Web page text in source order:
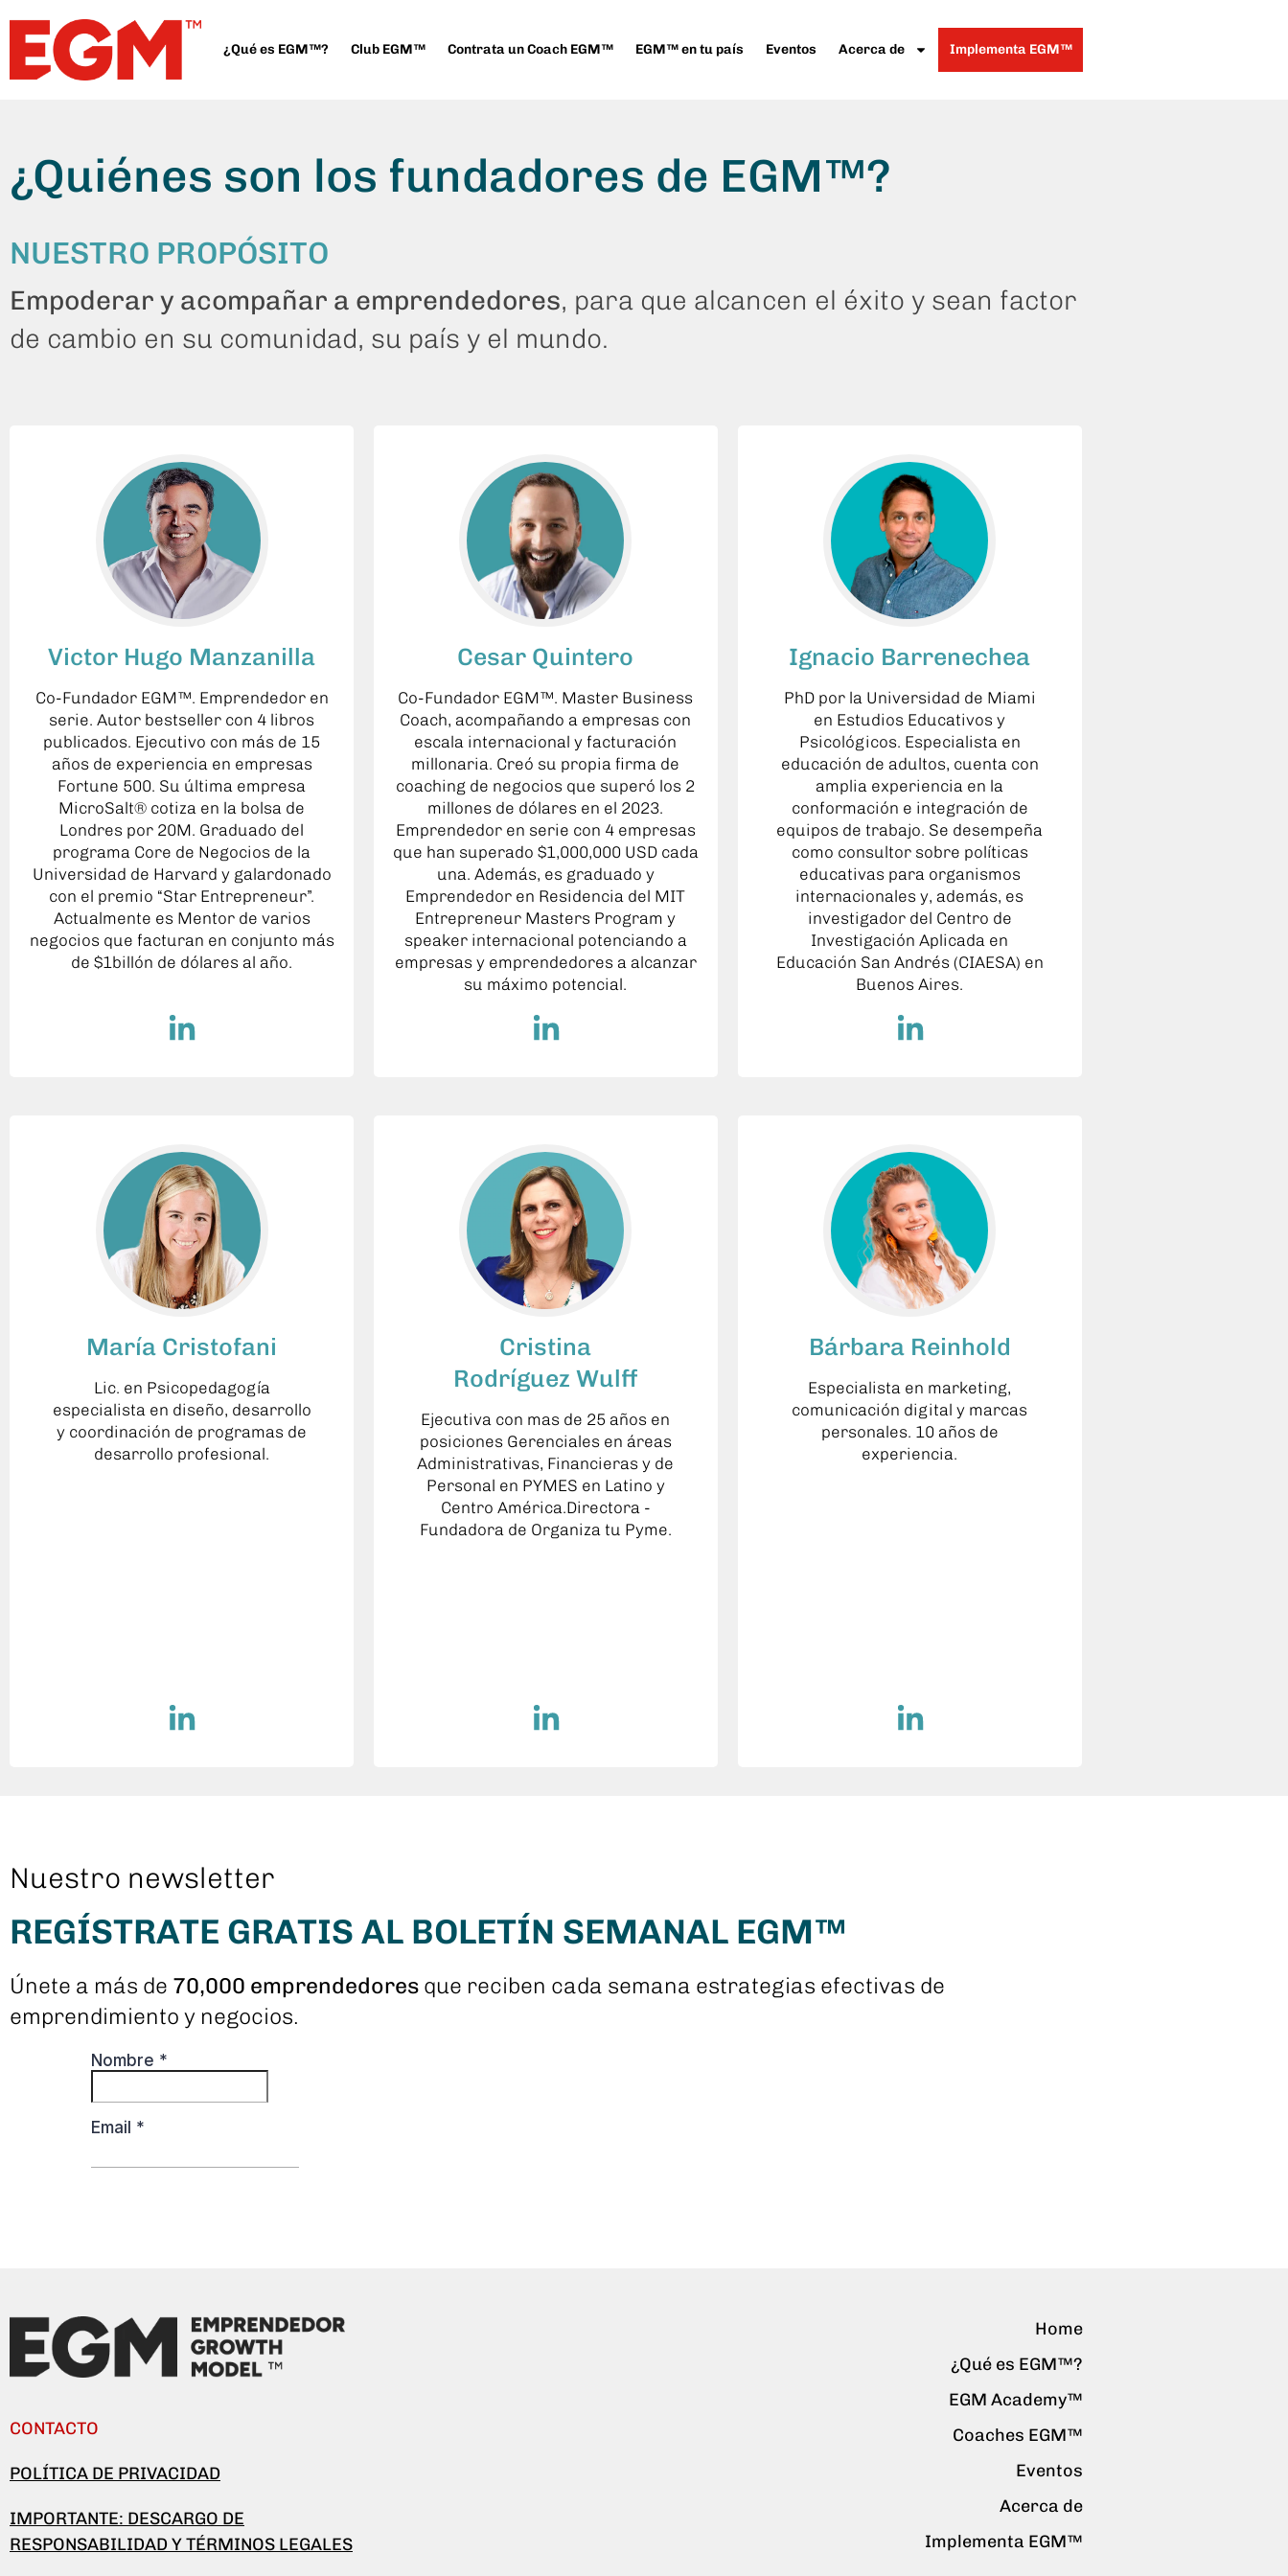
¿Qué es EGM™? Club EGM™ Contrata un Coach EGM™ EGM™ en tu país Eventos Acerca de Implementa EGM™
¿Quiénes son los fundadores de EGM™?
NUESTRO PROPÓSITO
Empoderar y acompañar a emprendedores, para que alcancen el éxito y sean factor
de cambio en su comunidad, su país y el mundo.
Victor Hugo Manzanilla
Co-Fundador EGM™. Emprendedor en
serie. Autor bestseller con 4 libros
publicados. Ejecutivo con más de 15
años de experiencia en empresas
Fortune 500. Su última empresa
MicroSalt® cotiza en la bolsa de
Londres por 20M. Graduado del
programa Core de Negocios de la
Universidad de Harvard y galardonado
con el premio “Star Entrepreneur”.
Actualmente es Mentor de varios
negocios que facturan en conjunto más
de $1billón de dólares al año.
Cesar Quintero
Co-Fundador EGM™. Master Business
Coach, acompañando a empresas con
escala internacional y facturación
millonaria. Creó su propia firma de
coaching de negocios que superó los 2
millones de dólares en el 2023.
Emprendedor en serie con 4 empresas
que han superado $1,000,000 USD cada
una. Además, es graduado y
Emprendedor en Residencia del MIT
Entrepreneur Masters Program y
speaker internacional potenciando a
empresas y emprendedores a alcanzar
su máximo potencial.
Ignacio Barrenechea
PhD por la Universidad de Miami
en Estudios Educativos y
Psicológicos. Especialista en
educación de adultos, cuenta con
amplia experiencia en la
conformación e integración de
equipos de trabajo. Se desempeña
como consultor sobre políticas
educativas para organismos
internacionales y, además, es
investigador del Centro de
Investigación Aplicada en
Educación San Andrés (CIAESA) en
Buenos Aires.
María Cristofani
Lic. en Psicopedagogía
especialista en diseño, desarrollo
y coordinación de programas de
desarrollo profesional.
Cristina
Rodríguez Wulff
Ejecutiva con mas de 25 años en
posiciones Gerenciales en áreas
Administrativas, Financieras y de
Personal en PYMES en Latino y
Centro América.Directora -
Fundadora de Organiza tu Pyme.
Bárbara Reinhold
Especialista en marketing,
comunicación digital y marcas
personales. 10 años de
experiencia.
Nuestro newsletter
REGÍSTRATE GRATIS AL BOLETÍN SEMANAL EGM™
Únete a más de 70,000 emprendedores que reciben cada semana estrategias efectivas de
emprendimiento y negocios.
CONTACTO
POLÍTICA DE PRIVACIDAD
IMPORTANTE: DESCARGO DE
RESPONSABILIDAD Y TÉRMINOS LEGALES
Home
¿Qué es EGM™?
EGM Academy™
Coaches EGM™
Eventos
Acerca de
Implementa EGM™